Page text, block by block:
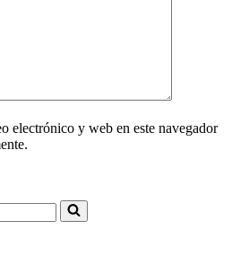
electrónico y web en este navegador